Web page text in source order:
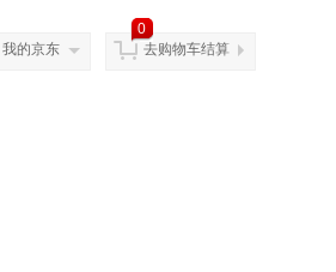
我的京东
0
去购物车结算